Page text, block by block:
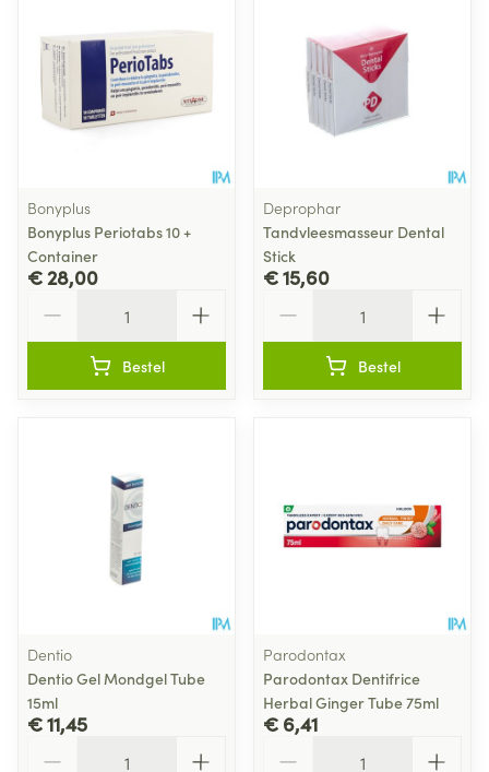
Bonyplus
Bonyplus Periotabs 10 +
Container
€ 28,00
Bestel
Deprophar
Tandvleesmasseur Dental
Stick
€ 15,60
Bestel
Dentio
Dentio Gel Mondgel Tube
15ml
€ 11,45
Parodontax
Parodontax Dentifrice
Herbal Ginger Tube 75ml
€ 6,41